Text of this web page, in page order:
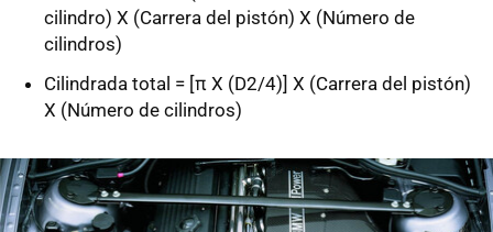
cilindro) X (Carrera del pistón) X (Número de
cilindros)
Cilindrada total = [π X (D2/4)] X (Carrera del pistón)
X (Número de cilindros)